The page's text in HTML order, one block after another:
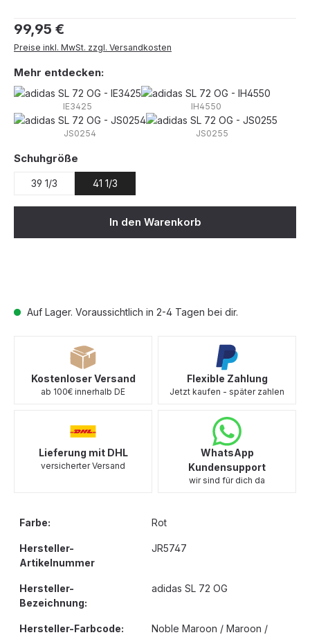
Regulärer Preis:
99,95 €
Preise inkl. MwSt. zzgl. Versandkosten
Auf Lager. Voraussichtlich in 2-4 Tagen bei dir.
Mehr entdecken:
IE3425 IH4550
JS0254 JS0255
Schuhgröße
39 1/3 41 1/3
In den Warenkorb
Kostenloser Versand
ab 100€ innerhalb DE
Flexible Zahlung
Jetzt kaufen - später zahlen
Lieferung mit DHL
versicherter Versand
WhatsApp
Kundensupport
wir sind für dich da
Farbe: Rot
Hersteller-
Artikelnummer
JR5747
Hersteller-
Bezeichnung:
adidas SL 72 OG
Hersteller-Farbcode:
Noble Maroon / Maroon /